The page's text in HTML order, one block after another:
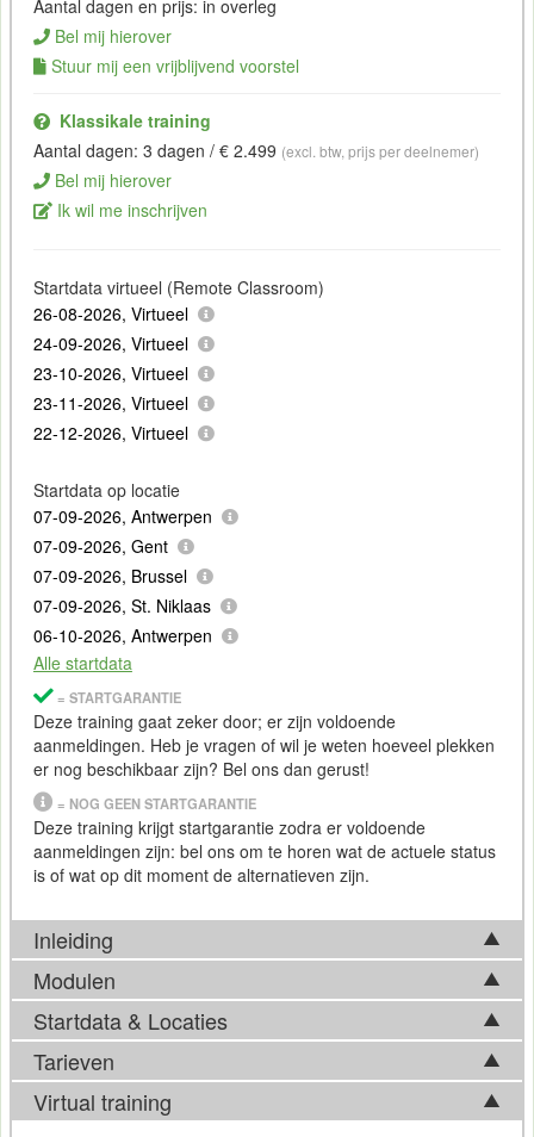
Aantal dagen en prijs: in overleg
Bel mij hierover
Stuur mij een vrijblijvend voorstel
Klassikale training
Aantal dagen: 3 dagen / € 2.499 (excl. btw, prijs per deelnemer)
Bel mij hierover
Ik wil me inschrijven
Startdata virtueel (Remote Classroom)
26-08-2026, Virtueel
24-09-2026, Virtueel
23-10-2026, Virtueel
23-11-2026, Virtueel
22-12-2026, Virtueel
Startdata op locatie
07-09-2026, Antwerpen
07-09-2026, Gent
07-09-2026, Brussel
07-09-2026, St. Niklaas
06-10-2026, Antwerpen
Alle startdata
= STARTGARANTIE
Deze training gaat zeker door; er zijn voldoende
aanmeldingen. Heb je vragen of wil je weten hoeveel plekken
er nog beschikbaar zijn? Bel ons dan gerust!
= NOG GEEN STARTGARANTIE
Deze training krijgt startgarantie zodra er voldoende
aanmeldingen zijn: bel ons om te horen wat de actuele status
is of wat op dit moment de alternatieven zijn.
Inleiding
Tijdens de cursus
Tijdens de Cursus PostgreSQL voor SQL gebruikers leer je
alle specifieke eigenschappen en functies van de
PostGreSQL-database uitgebreid kennen. We gaan in op de
architectuur, beheersoftware, datatypen en componenten van
Modulen
Tijdens de Cursus PostgreSQL voor SQL gebruikers
behandelen we de volgende modulen:
PostgreSQLdatabase
Startdata & Locaties
Kies uit 5 locatie(s) in België. Ook beschikbaar in
Apeldoorn.
Tarieven
Tarief
Virtual training